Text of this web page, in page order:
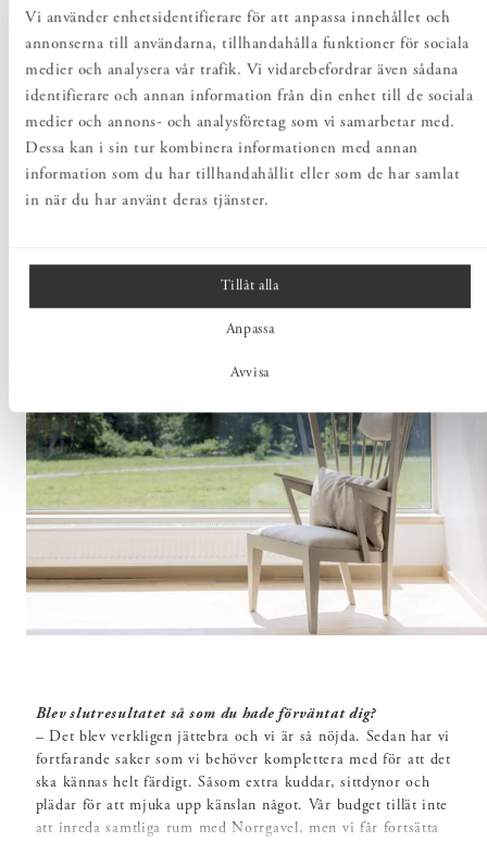
Vi använder enhetsidentifierare för att anpassa innehållet och
annonserna till användarna, tillhandahålla funktioner för sociala
medier och analysera vår trafik. Vi vidarebefordrar även sådana
identifierare och annan information från din enhet till de sociala
medier och annons- och analysföretag som vi samarbetar med.
Dessa kan i sin tur kombinera informationen med annan
information som du har tillhandahållit eller som de har samlat
in när du har använt deras tjänster.
Tillåt alla
Anpassa
Avvisa
Blev slutresultatet så som du hade förväntat dig?
– Det blev verkligen jättebra och vi är så nöjda. Sedan har vi
fortfarande saker som vi behöver komplettera med för att det
ska kännas helt färdigt. Såsom extra kuddar, sittdynor och
plädar för att mjuka upp känslan något. Vår budget tillät inte
att inreda samtliga rum med Norrgavel, men vi får fortsätta